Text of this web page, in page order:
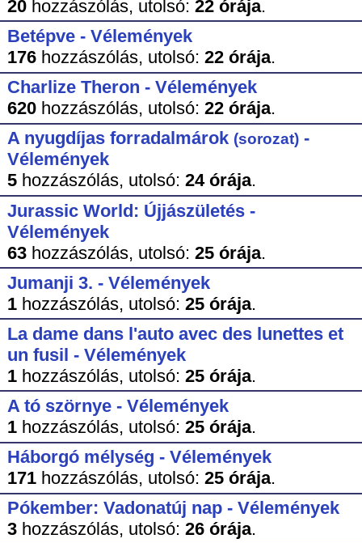
20hozzászólás, utolsó: 22 órája.
Betépve - Vélemények
176hozzászólás, utolsó: 22 órája.
Charlize Theron - Vélemények
620hozzászólás, utolsó: 22 órája.
A nyugdíjas forradalmárok (sorozat)-
Vélemények
5hozzászólás, utolsó: 24 órája.
Jurassic World: Újjászületés -
Vélemények
63hozzászólás, utolsó: 25 órája.
Jumanji 3. - Vélemények
1hozzászólás, utolsó: 25 órája.
La dame dans l'auto avec des lunettes et
un fusil - Vélemények
1hozzászólás, utolsó: 25 órája.
A tó szörnye - Vélemények
1hozzászólás, utolsó: 25 órája.
Háborgó mélység - Vélemények
171hozzászólás, utolsó: 25 órája.
Pókember: Vadonatúj nap - Vélemények
3hozzászólás, utolsó: 26 órája.